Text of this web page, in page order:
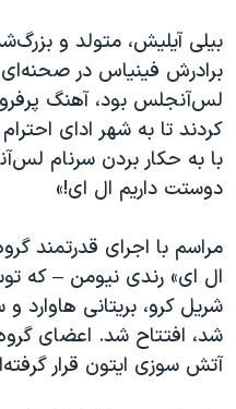
بیلی آیلیش، متولد و
برادرش فینیاس در
لس‌آنجلس بود، آهنگ
کردند تا به شهر ادای
با به حکار بردن سرنام
دوستت داریم ال ای!»
مراسم با اجرای قدرتمند
ال ای» رندی نیومن – که
شریل کرو، بریتانی
شد، افتتاح شد. اعضای
آتش سوزی ایتون قرار